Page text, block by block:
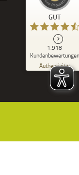
GUT
1.918
Kundenbewertungen
Authentizität
und Erfahrungen zu
eLearning Studieninstitut
92
%
Empfehlungen auf
ProvenExpert.com
91